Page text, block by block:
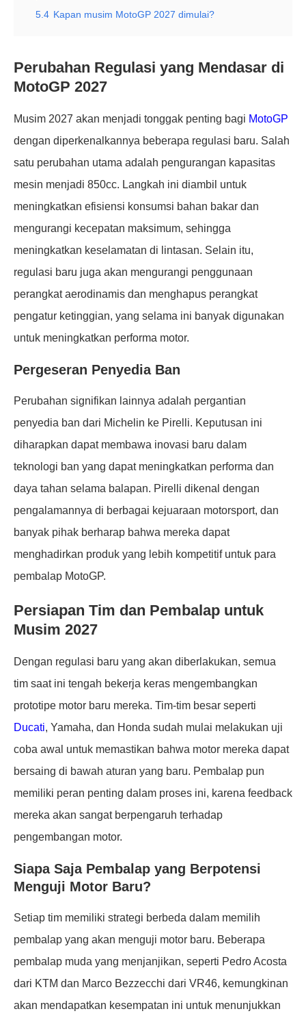
5.4 Kapan musim MotoGP 2027 dimulai?
Perubahan Regulasi yang Mendasar di
MotoGP 2027
Musim 2027 akan menjadi tonggak penting bagi MotoGP
dengan diperkenalkannya beberapa regulasi baru. Salah
satu perubahan utama adalah pengurangan kapasitas
mesin menjadi 850cc. Langkah ini diambil untuk
meningkatkan efisiensi konsumsi bahan bakar dan
mengurangi kecepatan maksimum, sehingga
meningkatkan keselamatan di lintasan. Selain itu,
regulasi baru juga akan mengurangi penggunaan
perangkat aerodinamis dan menghapus perangkat
pengatur ketinggian, yang selama ini banyak digunakan
untuk meningkatkan performa motor.
Pergeseran Penyedia Ban
Perubahan signifikan lainnya adalah pergantian
penyedia ban dari Michelin ke Pirelli. Keputusan ini
diharapkan dapat membawa inovasi baru dalam
teknologi ban yang dapat meningkatkan performa dan
daya tahan selama balapan. Pirelli dikenal dengan
pengalamannya di berbagai kejuaraan motorsport, dan
banyak pihak berharap bahwa mereka dapat
menghadirkan produk yang lebih kompetitif untuk para
pembalap MotoGP.
Persiapan Tim dan Pembalap untuk
Musim 2027
Dengan regulasi baru yang akan diberlakukan, semua
tim saat ini tengah bekerja keras mengembangkan
prototipe motor baru mereka. Tim-tim besar seperti
Ducati, Yamaha, dan Honda sudah mulai melakukan uji
coba awal untuk memastikan bahwa motor mereka dapat
bersaing di bawah aturan yang baru. Pembalap pun
memiliki peran penting dalam proses ini, karena feedback
mereka akan sangat berpengaruh terhadap
pengembangan motor.
Siapa Saja Pembalap yang Berpotensi
Menguji Motor Baru?
Setiap tim memiliki strategi berbeda dalam memilih
pembalap yang akan menguji motor baru. Beberapa
pembalap muda yang menjanjikan, seperti Pedro Acosta
dari KTM dan Marco Bezzecchi dari VR46, kemungkinan
akan mendapatkan kesempatan ini untuk menunjukkan